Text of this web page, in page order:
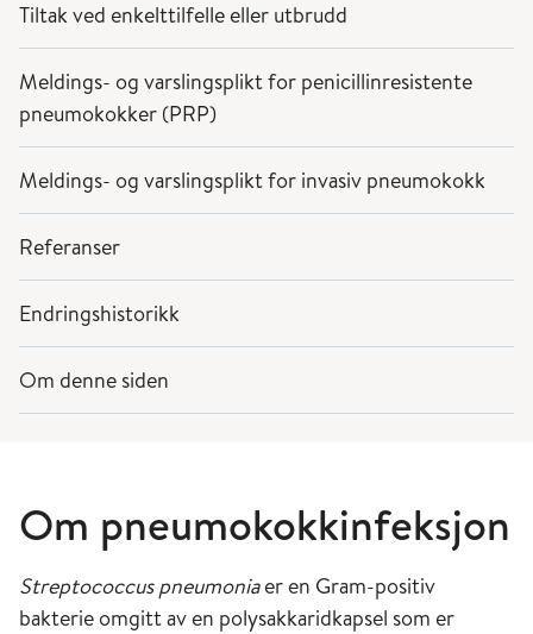
Tiltak ved enkelttilfelle eller utbrudd
Meldings- og varslingsplikt for penicillinresistente
pneumokokker (PRP)
Meldings- og varslingsplikt for invasiv pneumokokk
Referanser
Endringshistorikk
Om denne siden
Om pneumokokkinfeksjon
Streptococcus pneumoniaer en Gram-positiv
bakterie omgitt av en polysakkaridkapsel som er